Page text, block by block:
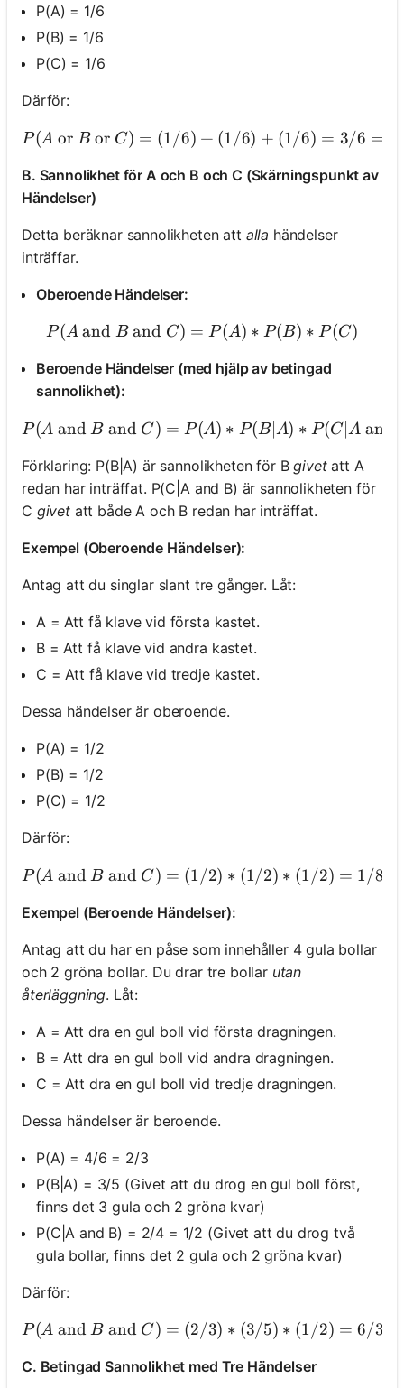
P(A) = 1/6
P(B) = 1/6
P(C) = 1/6
Därför:
P(A \text{ or } B
P(A or Bor C) = (1/6) + (1/6) + (1/6) = 3/6 =
B. Sannolikhet för A och B och C (Skärningspunkt av
Händelser)
Detta beräknar sannolikheten att alla händelser
inträffar.
Oberoende Händelser:
P(A \text{ and } B \text{
P(Aand Band C) = P(A) ∗ P(B) ∗ P(C)
Beroende Händelser (med hjälp av betingad
sannolikhet):
P(A \text{ and } B
P(A andB and C) = P(A) ∗ P(B∣ A) ∗ P(C ∣A and
Förklaring: P(B|A) är sannolikheten för Bgivetatt A
redan har inträffat. P(C|A and B) är sannolikheten för
C givetatt både A och B redan har inträffat.
Exempel (Oberoende Händelser):
Antag att du singlar slant tre gånger. Låt:
A = Att få klave vid första kastet.
B = Att få klave vid andra kastet.
C = Att få klave vid tredje kastet.
Dessa händelser är oberoende.
P(A) = 1/2
P(B) = 1/2
P(C) = 1/2
Därför:
P(A \text{ and } B \text{
P(A andB and C) = (1/2) ∗ (1/2) ∗ (1/2) = 1/8
Exempel (Beroende Händelser):
Antag att du har en påse som innehåller 4 gula bollar
och 2 gröna bollar. Du drar tre bollar utan
återläggning. Låt:
A = Att dra en gul boll vid första dragningen.
B = Att dra en gul boll vid andra dragningen.
C = Att dra en gul boll vid tredje dragningen.
Dessa händelser är beroende.
P(A) = 4/6 = 2/3
P(B|A) = 3/5 (Givet att du drog en gul boll först,
finns det 3 gula och 2 gröna kvar)
P(C|A and B) = 2/4 = 1/2 (Givet att du drog två
gula bollar, finns det 2 gula och 2 gröna kvar)
Därför:
P(A \text{ and } B
P(A andB and C) = (2/3) ∗ (3/5) ∗ (1/2) = 6/30
C. Betingad Sannolikhet med Tre Händelser